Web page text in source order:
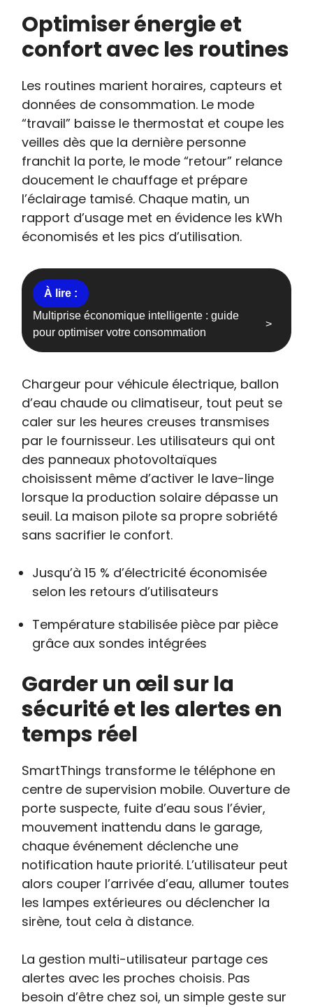
Optimiser énergie et
confort avec les routines
Les routines marient horaires, capteurs et
données de consommation. Le mode
“travail” baisse le thermostat et coupe les
veilles dès que la dernière personne
franchit la porte, le mode “retour” relance
doucement le chauffage et prépare
l’éclairage tamisé. Chaque matin, un
rapport d’usage met en évidence les kWh
économisés et les pics d’utilisation.
Multiprise économique intelligente : guide
pour optimiser votre consommation
Chargeur pour véhicule électrique, ballon
d’eau chaude ou climatiseur, tout peut se
caler sur les heures creuses transmises
par le fournisseur. Les utilisateurs qui ont
des panneaux photovoltaïques
choisissent même d’activer le lave-linge
lorsque la production solaire dépasse un
seuil. La maison pilote sa propre sobriété
sans sacrifier le confort.
Jusqu’à 15 % d’électricité économisée
selon les retours d’utilisateurs
Température stabilisée pièce par pièce
grâce aux sondes intégrées
Garder un œil sur la
sécurité et les alertes en
temps réel
SmartThings transforme le téléphone en
centre de supervision mobile. Ouverture de
porte suspecte, fuite d’eau sous l’évier,
mouvement inattendu dans le garage,
chaque événement déclenche une
notification haute priorité. L’utilisateur peut
alors couper l’arrivée d’eau, allumer toutes
les lampes extérieures ou déclencher la
sirène, tout cela à distance.
La gestion multi-utilisateur partage ces
alertes avec les proches choisis. Pas
besoin d’être chez soi, un simple geste sur